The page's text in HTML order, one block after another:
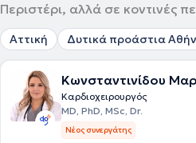
Περιστέρι, αλλά σε κοντινές
Αττική Δυτικά προάστια
Κωνσταντινίδου
Καρδιοχειρουργός
MD, PhD, MSc, Dr.
Νέος συνεργάτης